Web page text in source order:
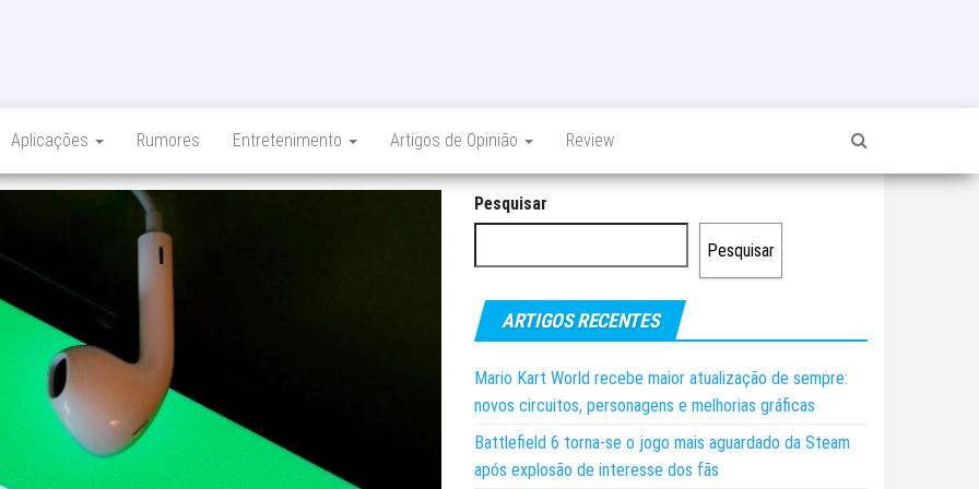
Aplicações Rumores Entretenimento Artigos de Opinião Review
Pesquisar
Pesquisar
ARTIGOS RECENTES
Mario Kart World recebe maior atualização de sempre:
novos circuitos, personagens e melhorias gráficas
Battlefield 6 torna-se o jogo mais aguardado da Steam
após explosão de interesse dos fãs